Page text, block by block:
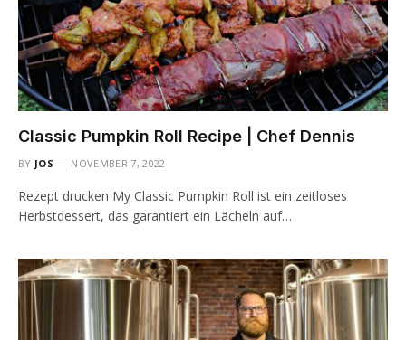
Classic Pumpkin Roll Recipe | Chef Dennis
BY JOS NOVEMBER 7, 2022
Rezept drucken My Classic Pumpkin Roll ist ein zeitloses
Herbstdessert, das garantiert ein Lächeln auf…